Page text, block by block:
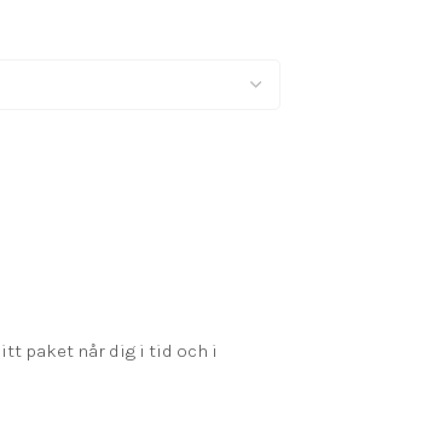
paket når dig i tid och i